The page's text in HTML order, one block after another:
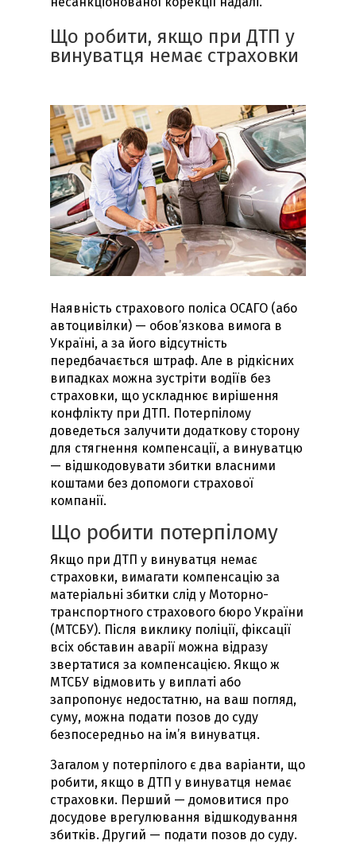
Що робити, якщо при ДТП у
винуватця немає страховки
Наявність страхового поліса ОСАГО (або
автоцивілки) — обов’язкова вимога в
Україні, а за його відсутність
передбачається штраф. Але в рідкісних
випадках можна зустріти водіїв без
страховки, що ускладнює вирішення
конфлікту при ДТП. Потерпілому
доведеться залучити додаткову сторону
для стягнення компенсації, а винуватцю
— відшкодовувати збитки власними
коштами без допомоги страхової
компанії.
Що робити потерпілому
Якщо при ДТП у винуватця немає
страховки, вимагати компенсацію за
матеріальні збитки слід у Моторно-
транспортного страхового бюро України
(МТСБУ). Після виклику поліції, фіксації
всіх обставин аварії можна відразу
звертатися за компенсацією. Якщо ж
МТСБУ відмовить у виплаті або
запропонує недостатню, на ваш погляд,
суму, можна подати позов до суду
безпосередньо на ім’я винуватця.
Загалом у потерпілого є два варіанти, що
робити, якщо в ДТП у винуватця немає
страховки. Перший — домовитися про
досудове врегулювання відшкодування
збитків. Другий — подати позов до суду.